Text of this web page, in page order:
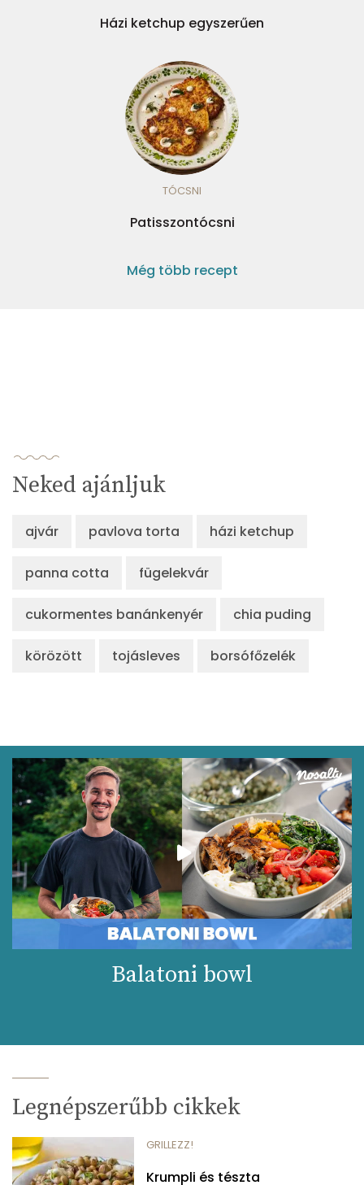
Házi ketchup egyszerűen
TÓCSNI
Patisszontócsni
Még több recept
Neked ajánljuk
ajvár pavlova torta házi ketchup
panna cotta fügelekvár
cukormentes banánkenyér chia puding
körözött tojásleves borsófőzelék
Balatoni bowl
Legnépszerűbb cikkek
GRILLEZZ!
Krumpli és tészta